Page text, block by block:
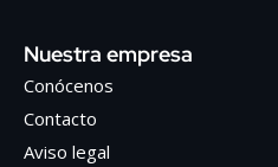
Nuestra empresa
Conócenos
Contacto
Aviso legal